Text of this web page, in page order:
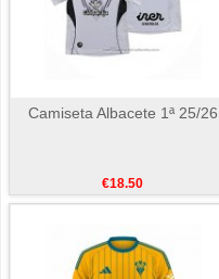
Camiseta Albacete 1ª 25/26
€18.50